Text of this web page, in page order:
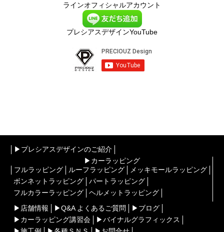
ラインオフィシャルアカウント
プレシアスデザインYouTube
▶︎プレシアスデザインのご紹介
▶︎カーラッピング
フルラッピング
ルーフラッピング
メッキモールラッピング
ボンネットラッピング
パートラッピング
フルカラーラッピング
ヘルメットラッピング
▶︎店舗情報
▶︎Q&A よくあるご質問
▶︎ブログ
▶︎カーラッピング講習会
▶︎バイナルグラフィックス